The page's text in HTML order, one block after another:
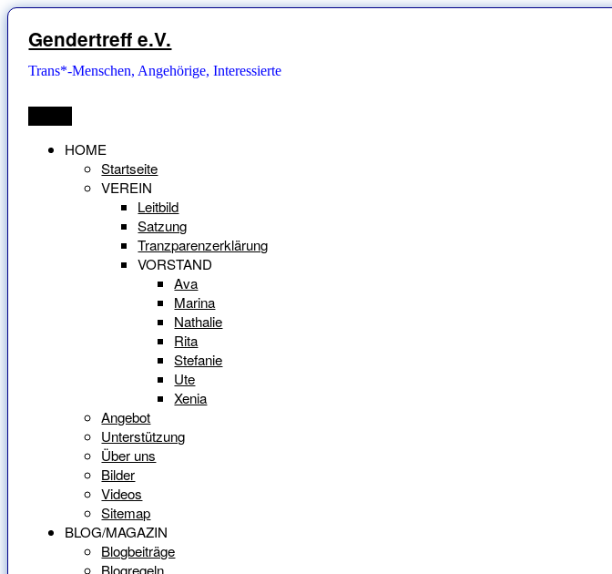
Zum
Inhalt
springen
Gendertreff e.V.
Trans*-Menschen, Angehörige, Interessierte
HOME
Startseite
VEREIN
Leitbild
Satzung
Tranzparenzerklärung
VORSTAND
Ava
Marina
Nathalie
Rita
Stefanie
Ute
Xenia
Angebot
Unterstützung
Über uns
Bilder
Videos
Sitemap
BLOG/MAGAZIN
Blogbeiträge
Blogregeln